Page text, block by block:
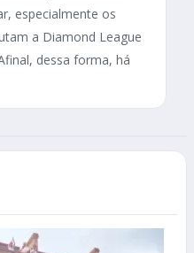
especialmente os
a Diamond League
dessa forma, há